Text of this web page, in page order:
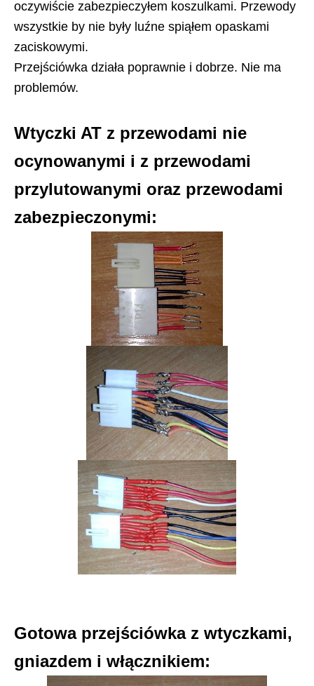
oczywiście zabezpieczyłem koszulkami. Przewody
wszystkie by nie były luźne spiąłem opaskami
zaciskowymi.
Przejściówka działa poprawnie i dobrze. Nie ma
problemów.
Wtyczki AT z przewodami nie
ocynowanymi i z przewodami
przylutowanymi oraz przewodami
zabezpieczonymi:
Gotowa przejściówka z wtyczkami,
gniazdem i włącznikiem: